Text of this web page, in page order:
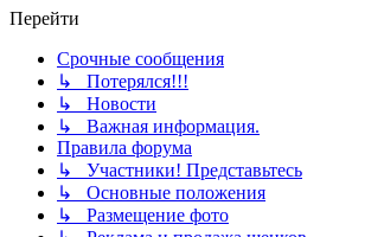
Перейти
Срочные сообщения
↳ Потерялся!!!
↳ Новости
↳ Важная информация.
Правила форума
↳ Участники! Представьтесь
↳ Основные положения
↳ Размещение фото